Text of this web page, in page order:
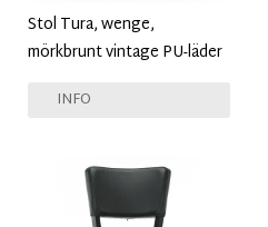
Stol Tura, wenge,
mörkbrunt vintage PU-läder
INFO